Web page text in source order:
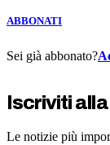
ABBONATI
Sei già abbonato?
Iscriviti
Le notizie più